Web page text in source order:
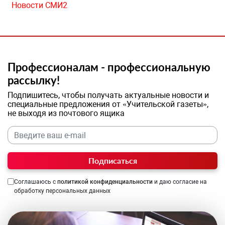
Новости СМИ2
Профессионалам - профессиональную
рассылку!
Подпишитесь, чтобы получать актуальные новости и
специальные предложения от «Учительской газеты»,
не выходя из почтового ящика
Подписаться
Соглашаюсь с политикой конфиденциальности и даю согласие на
обработку персональных данных